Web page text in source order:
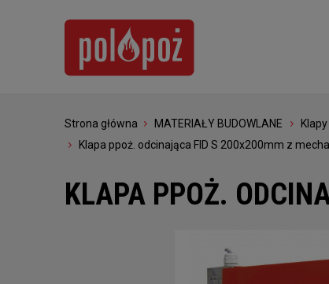
Strona główna MATERIAŁY BUDOWLANE
Klapa ppoż. odcinająca FID S 200x200mm z
KLAPA PPOŻ.